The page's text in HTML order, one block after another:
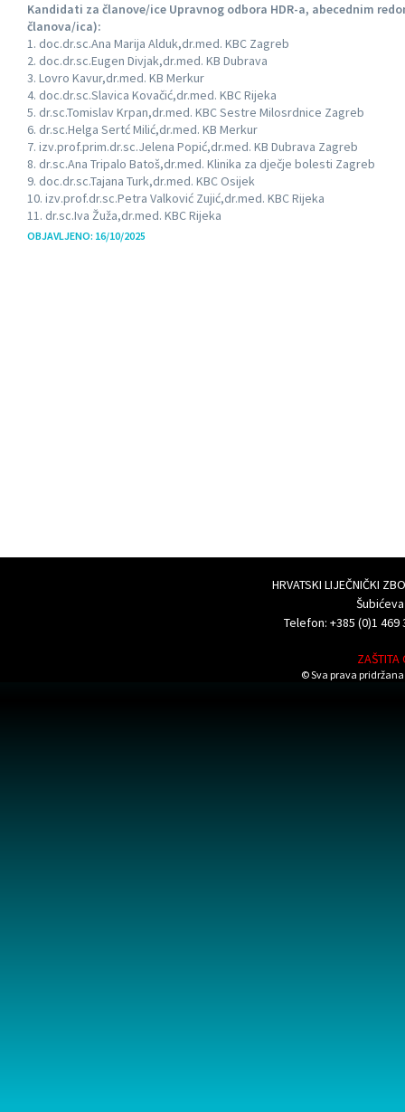
Kandidati za članove/ice Upravnog odbora HDR-a, abecednim
članova/ica):
doc.dr.sc.Ana Marija Alduk,dr.med. KBC Zagreb
doc.dr.sc.Eugen Divjak,dr.med. KB Dubrava
Lovro Kavur,dr.med. KB Merkur
doc.dr.sc.Slavica Kovačić,dr.med. KBC Rijeka
dr.sc.Tomislav Krpan,dr.med. KBC Sestre Milosrdnice Zagreb
dr.sc.Helga Sertć Milić,dr.med. KB Merkur
izv.prof.prim.dr.sc.Jelena Popić,dr.med. KB Dubrava Zagreb
dr.sc.Ana Tripalo Batoš,dr.med. Klinika za dječje bolesti Zagreb
doc.dr.sc.Tajana Turk,dr.med. KBC Osijek
izv.prof.dr.sc.Petra Valković Zujić,dr.med. KBC Rijeka
dr.sc.Iva Žuža,dr.med. KBC Rijeka
OBJAVLJENO: 16/10/2025
HRVATSKI LIJEČNIČKI
Telefon: +385 (0)1 469
ZAŠTITA
© Sva prava